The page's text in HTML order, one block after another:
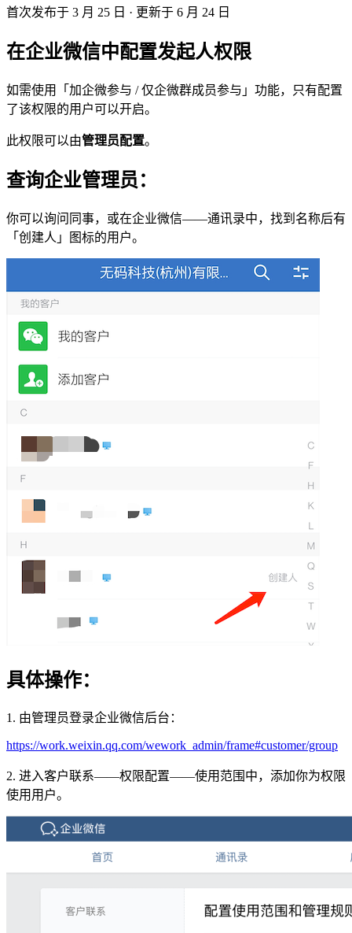
首次发布于 3 月 25 日 · 更新于 6 月 24 日
在企业微信中配置发起人权限
如需使用「加企微参与 / 仅企微群成员参与」功能，只有配置
了该权限的用户可以开启。
此权限可以由管理员配置。
查询企业管理员：
你可以询问同事，或在企业微信——通讯录中，找到名称后有
「创建人」图标的用户。
具体操作：
1. 由管理员登录企业微信后台：
https://work.weixin.qq.com/wework_admin/frame#customer/group
2. 进入客户联系——权限配置——使用范围中，添加你为权限
使用用户。